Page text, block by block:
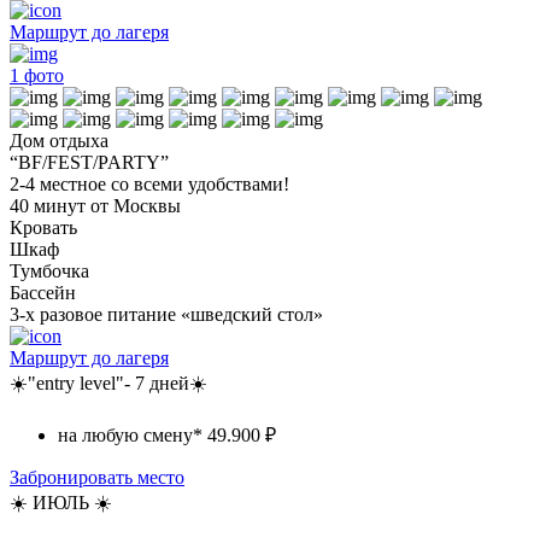
Маршрут до лагеря
1 фото
Дом отдыха
“BF/FEST/PARTY”
2-4 местное со всеми удобствами!
40 минут от Москвы
Кровать
Шкаф
Тумбочка
Бассейн
3-х разовое питание «шведский стол»
Маршрут до лагеря
☀️"entry level"- 7 дней☀️
на любую смену* 49.900 ₽
Забронировать место
☀️ ИЮЛЬ ☀️